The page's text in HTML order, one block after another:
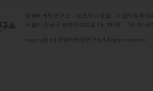
문화마케팅연구소 대표자:이호열
사업자등록번
서울시 강남구 테헤란로82길 15, 393호
Tel: 02-
copyright (c) 문화마케팅연구소 All rights reserved.